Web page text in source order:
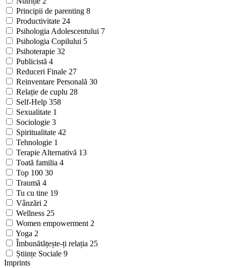
Principii de parenting 8
Productivitate 24
Psihologia Adolescentului 7
Psihologia Copilului 5
Psihoterapie 32
Publicistă 4
Reduceri Finale 27
Reinventare Personală 30
Relație de cuplu 28
Self-Help 358
Sexualitate 1
Sociologie 3
Spiritualitate 42
Tehnologie 1
Terapie Alternativă 13
Toată familia 4
Top 100 30
Traumă 4
Tu cu tine 19
Vânzări 2
Wellness 25
Women empowerment 2
Yoga 2
Îmbunătățește-ți relația 25
Științe Sociale 9
Imprints